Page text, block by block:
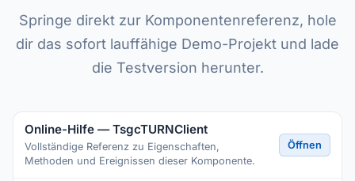
Springe direkt zur Komponentenreferenz, hole
dir das sofort lauffähige Demo-Projekt und lade
die Testversion herunter.
Online-Hilfe — TsgcTURNClient
Vollständige Referenz zu Eigenschaften,
Methoden und Ereignissen dieser Komponente.
Öffnen